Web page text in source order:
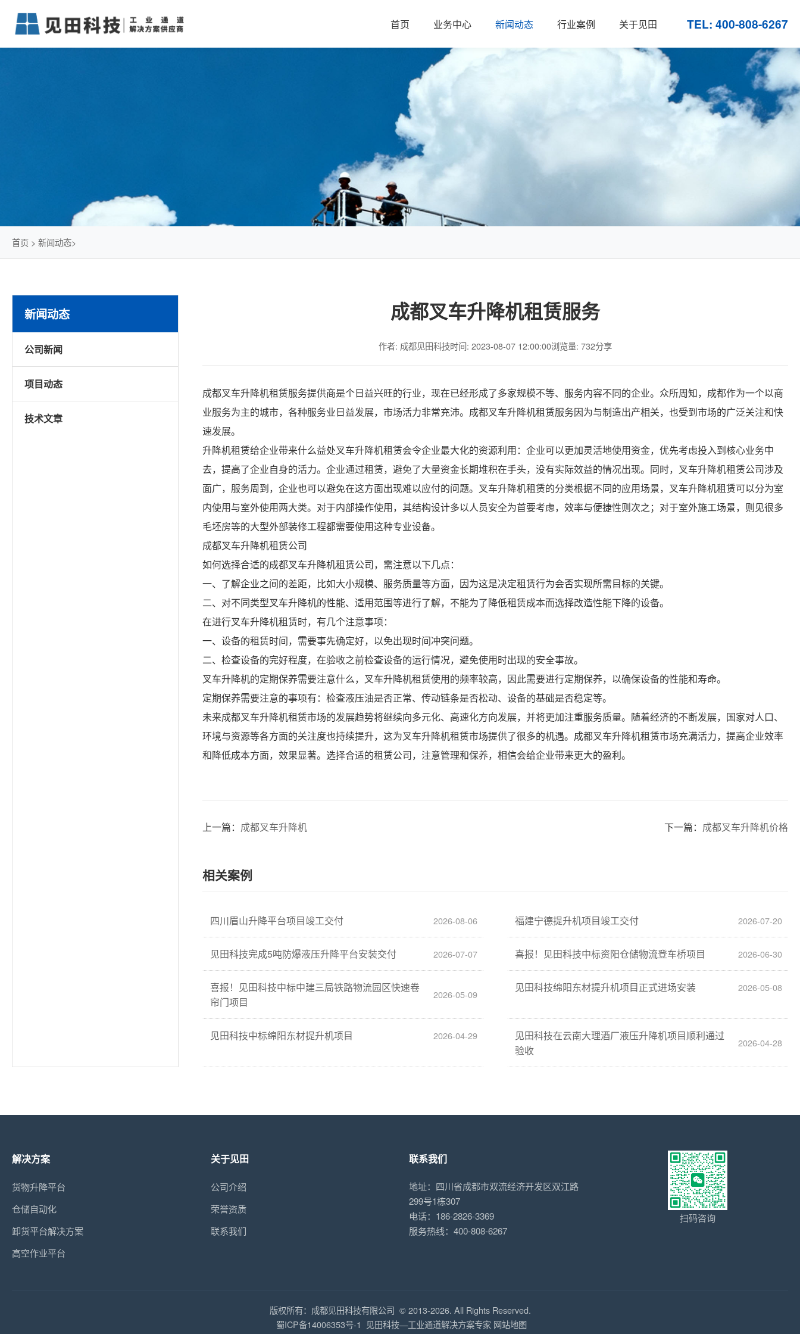
首页 业务中心 新闻动态 行业案例 关于见田 TEL: 400-808-6267
首页 > 新闻动态>
新闻动态
公司新闻
项目动态
技术文章
成都叉车升降机租赁服务
作者: 成都见田科技时间: 2023-08-07 12:00:00浏览量: 732分享
成都叉车升降机租赁服务提供商是个日益兴旺的行业，现在已经形成了多家规模不等、服务内容不同的企业。众所周知，成都作为一个以商
业服务为主的城市，各种服务业日益发展，市场活力非常充沛。成都叉车升降机租赁服务因为与制造出产相关，也受到市场的广泛关注和快
速发展。
升降机租赁给企业带来什么益处叉车升降机租赁会令企业最大化的资源利用：企业可以更加灵活地使用资金，优先考虑投入到核心业务中
去，提高了企业自身的活力。企业通过租赁，避免了大量资金长期堆积在手头，没有实际效益的情况出现。同时，叉车升降机租赁公司涉及
面广，服务周到，企业也可以避免在这方面出现难以应付的问题。叉车升降机租赁的分类根据不同的应用场景，叉车升降机租赁可以分为室
内使用与室外使用两大类。对于内部操作使用，其结构设计多以人员安全为首要考虑，效率与便捷性则次之；对于室外施工场景，则见很多
毛坯房等的大型外部装修工程都需要使用这种专业设备。
成都叉车升降机租赁公司
如何选择合适的成都叉车升降机租赁公司，需注意以下几点：
一、了解企业之间的差距，比如大小规模、服务质量等方面，因为这是决定租赁行为会否实现所需目标的关键。
二、对不同类型叉车升降机的性能、适用范围等进行了解，不能为了降低租赁成本而选择改造性能下降的设备。
在进行叉车升降机租赁时，有几个注意事项：
一、设备的租赁时间，需要事先确定好，以免出现时间冲突问题。
二、检查设备的完好程度，在验收之前检查设备的运行情况，避免使用时出现的安全事故。
叉车升降机的定期保养需要注意什么，叉车升降机租赁使用的频率较高，因此需要进行定期保养，以确保设备的性能和寿命。
定期保养需要注意的事项有：检查液压油是否正常、传动链条是否松动、设备的基础是否稳定等。
未来成都叉车升降机租赁市场的发展趋势将继续向多元化、高速化方向发展，并将更加注重服务质量。随着经济的不断发展，国家对人口、
环境与资源等各方面的关注度也持续提升，这为叉车升降机租赁市场提供了很多的机遇。成都叉车升降机租赁市场充满活力，提高企业效率
和降低成本方面，效果显著。选择合适的租赁公司，注意管理和保养，相信会给企业带来更大的盈利。
上一篇： 成都叉车升降机 下一篇： 成都叉车升降机价格
相关案例
四川眉山升降平台项目竣工交付 2026-08-06 福建宁德提升机项目竣工交付 2026-07-20
见田科技完成5吨防爆液压升降平台安装交付 2026-07-07 喜报！见田科技中标资阳仓储物流登车桥项目 2026-06-30
喜报！见田科技中标中建三局铁路物流园区快速卷
帘门项目
2026-05-09
见田科技绵阳东材提升机项目正式进场安装 2026-05-08
见田科技中标绵阳东材提升机项目 2026-04-29
见田科技在云南大理酒厂液压升降机项目顺利通过
验收
2026-04-28
解决方案
货物升降平台
仓储自动化
卸货平台解决方案
高空作业平台
关于见田
公司介绍
荣誉资质
联系我们
联系我们
地址：四川省成都市双流经济开发区双江路
299号1栋307
电话：186-2826-3369
服务热线：400-808-6267
扫码咨询
版权所有：成都见田科技有限公司 © 2013-2026. All Rights Reserved.
蜀ICP备14006353号-1
见田科技—工业通道解决方案专家 网站地图